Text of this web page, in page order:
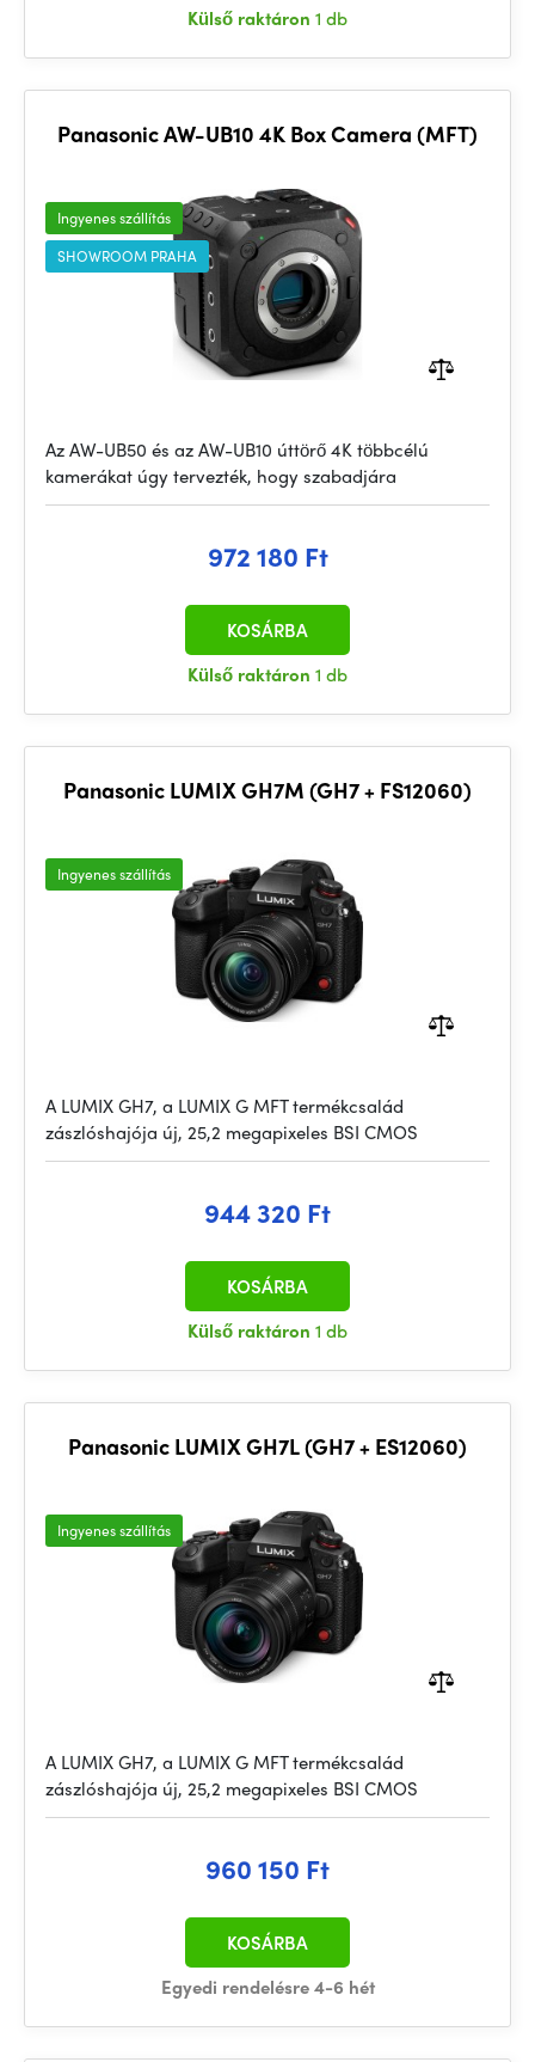
Külső raktáron 1 db
Panasonic AW-UB10 4K Box Camera (MFT)
Ingyenes szállítás
SHOWROOM PRAHA
Az AW-UB50 és az AW-UB10 úttörő 4K többcélú
kamerákat úgy tervezték, hogy szabadjára
972 180 Ft
Külső raktáron 1 db
KOSÁRBA
Panasonic LUMIX GH7M (GH7 + FS12060)
Ingyenes szállítás
A LUMIX GH7, a LUMIX G MFT termékcsalád
zászlóshajója új, 25,2 megapixeles BSI CMOS
944 320 Ft
Külső raktáron 1 db
KOSÁRBA
Panasonic LUMIX GH7L (GH7 + ES12060)
Ingyenes szállítás
A LUMIX GH7, a LUMIX G MFT termékcsalád
zászlóshajója új, 25,2 megapixeles BSI CMOS
960 150 Ft
Egyedi rendelésre 4-6 hét
KOSÁRBA